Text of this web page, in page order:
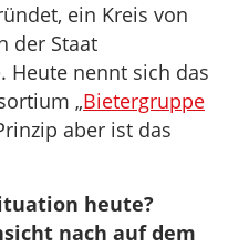
ein Kreis von
der Staat
Heute nennt sich das
„Bietergruppe
aber ist das
heute?
nach auf dem